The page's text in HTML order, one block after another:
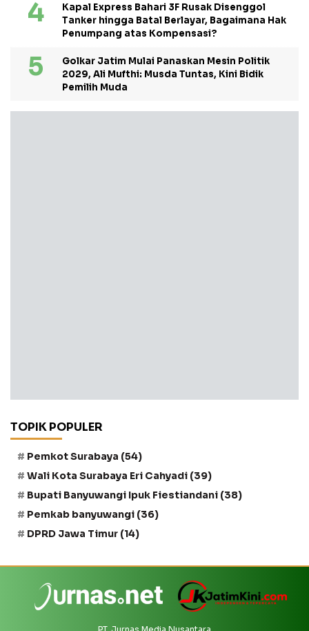
Kapal Express Bahari 3F Rusak Disenggol
Tanker hingga Batal Berlayar, Bagaimana Hak
Penumpang atas Kompensasi?
Golkar Jatim Mulai Panaskan Mesin Politik
2029, Ali Mufthi: Musda Tuntas, Kini Bidik
Pemilih Muda
TOPIK POPULER
Pemkot Surabaya (54)
Wali Kota Surabaya Eri Cahyadi (39)
Bupati Banyuwangi Ipuk Fiestiandani (38)
Pemkab banyuwangi (36)
DPRD Jawa Timur (14)